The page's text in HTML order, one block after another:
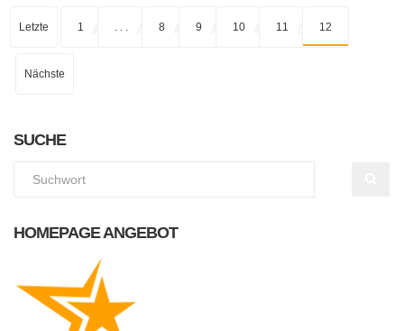
Letzte 1 8 9 10 11 12
Nächste
SUCHE
HOMEPAGE ANGEBOT